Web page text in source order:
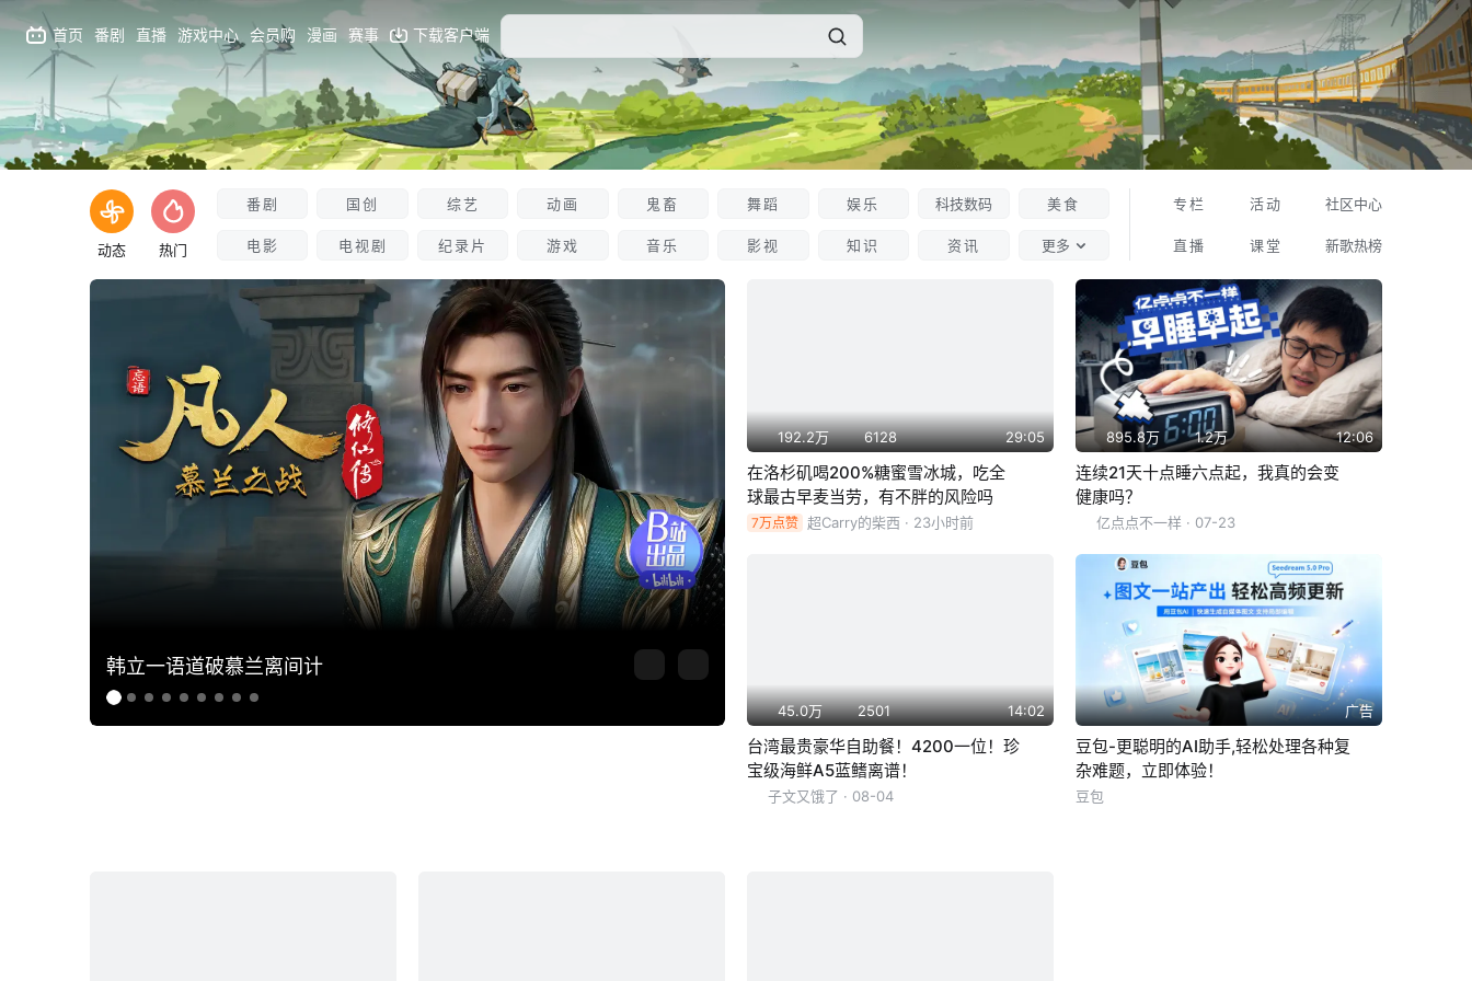
首页 番剧 直播 游戏中心 会员购 漫画 赛事 下载客户端
动态 热门
番剧
电影
国创
电视剧
综艺
纪录片
动画
游戏
鬼畜
音乐
舞蹈
影视
娱乐
知识
科技数码
资讯
美食
更多
专栏
直播
活动
课堂
社区中心
新歌热榜
韩立一语道破慕兰离间计
192.2万 6128 29:05
在洛杉矶喝200%糖蜜雪冰城，吃全
球最古早麦当劳，有不胖的风险吗
7万点赞 超Carry的柴西 · 23小时前
895.8万 1.2万 12:06
连续21天十点睡六点起，我真的会变
健康吗？
亿点点不一样 · 07-23
45.0万 2501 14:02
台湾最贵豪华自助餐！4200一位！珍
宝级海鲜A5蓝鳍离谱！
子文又饿了 · 08-04
广告
豆包-更聪明的AI助手,轻松处理各种复
杂难题，立即体验！
豆包